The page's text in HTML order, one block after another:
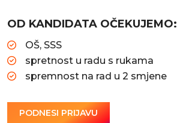
OD KANDIDATA OČEKUJEMO:
OŠ, SSS
spretnost u radu s rukama
spremnost na rad u 2 smjene
PODNESI PRIJAVU